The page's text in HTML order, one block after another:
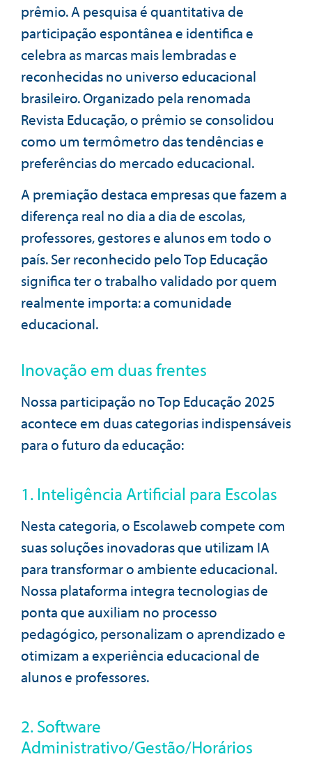
prêmio. A pesquisa é quantitativa de
participação espontânea e identifica e
celebra as marcas mais lembradas e
reconhecidas no universo educacional
brasileiro. Organizado pela renomada
Revista Educação, o prêmio se consolidou
como um termômetro das tendências e
preferências do mercado educacional.
A premiação destaca empresas que fazem a
diferença real no dia a dia de escolas,
professores, gestores e alunos em todo o
país. Ser reconhecido pelo Top Educação
significa ter o trabalho validado por quem
realmente importa: a comunidade
educacional.
Inovação em duas frentes
Nossa participação no Top Educação 2025
acontece em duas categorias indispensáveis
para o futuro da educação:
1. Inteligência Artificial para Escolas
Nesta categoria, o Escolaweb compete com
suas soluções inovadoras que utilizam IA
para transformar o ambiente educacional.
Nossa plataforma integra tecnologias de
ponta que auxiliam no processo
pedagógico, personalizam o aprendizado e
otimizam a experiência educacional de
alunos e professores.
2. Software
Administrativo/Gestão/Horários